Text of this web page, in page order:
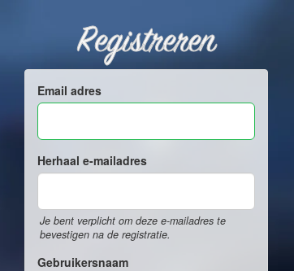
Registreren
Email adres
Herhaal e-mailadres
Je bent verplicht om deze e-mailadres te
bevestigen na de registratie.
Gebruikersnaam